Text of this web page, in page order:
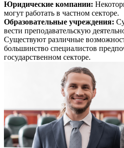
Юридические компании:
могут работать в частном секторе.
Образовательные учреждения:
вести преподавательскую
Существуют различные
большинство специалистов
государственном секторе.